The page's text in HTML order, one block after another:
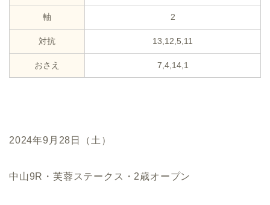
軸 2
対抗 13,12,5,11
おさえ 7,4,14,1
2024年9月28日（土）
中山9R・芙蓉ステークス・2歳オープン